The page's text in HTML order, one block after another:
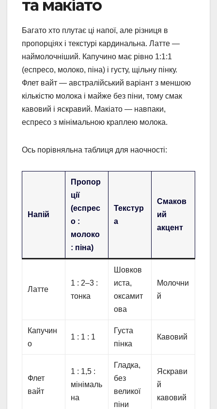
та макіато
Багато хто плутає ці напої, але різниця в
пропорціях і текстурі кардинальна. Латте —
наймолочніший. Капучино має рівно 1:1:1
(еспресо, молоко, піна) і густу, щільну пінку.
Флет вайт — австралійський варіант з меншою
кількістю молока і майже без піни, тому смак
кавовий і яскравий. Макіато — навпаки,
еспресо з мінімальною краплею молока.
Ось порівняльна таблиця для наочності:
Напій
Пропор
ції
(еспрес
о :
молоко
: піна)
Текстур
а
Смаков
ий
акцент
Латте
1 : 2–3 :
тонка
Шовков
иста,
оксамит
ова
Молочни
й
Капучин
о
1 : 1 : 1
Густа
пінка
Кавовий
Флет
вайт
1 : 1,5 :
мінімаль
на
Гладка,
без
великої
піни
Яскрави
й
кавовий